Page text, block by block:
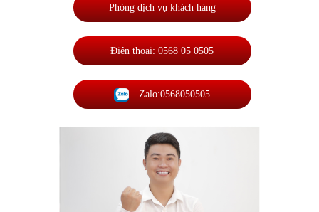
Phòng dịch vụ khách hàng
Điện thoại: 0568 05 0505
Zalo:0568050505